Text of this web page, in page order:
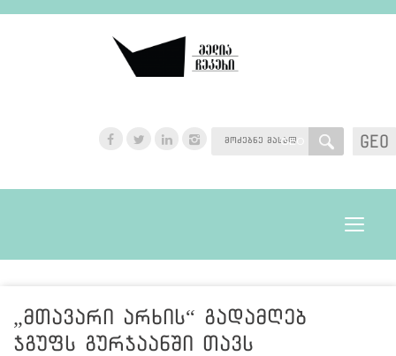
GEO
GEO
Toggle
„მთავარი არხის“ გადამღებ
ჯგუფს გურჯაანში თავს